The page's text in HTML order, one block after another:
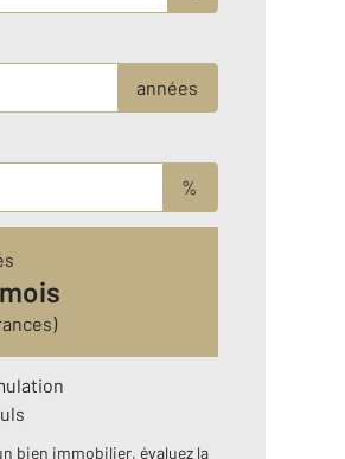
années
%
bien immobilier, évaluez la